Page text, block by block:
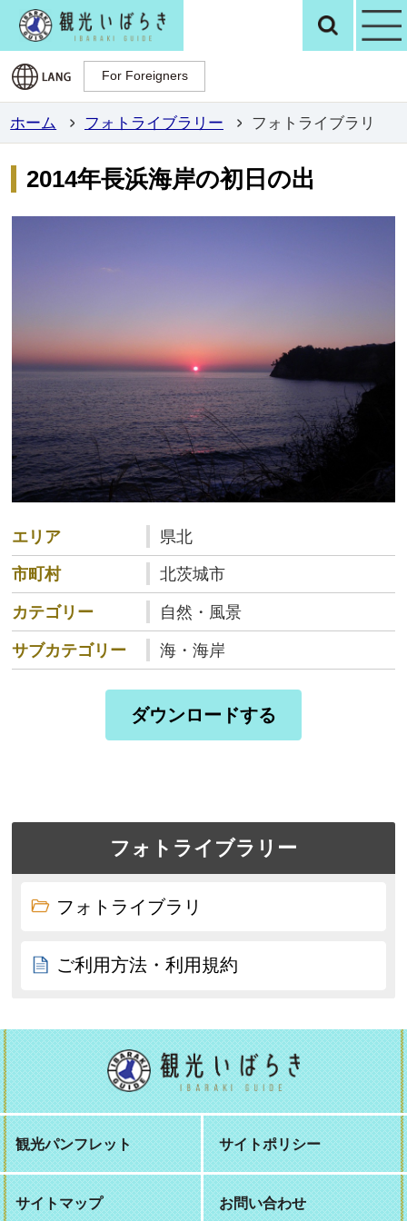
観光いばらき検
For Foreigners
For Foreigners
ホーム フォトライブラリー フォトライブラリ
2014年長浜海岸の初日の出
エリア
県北
市町村
北茨城市
カテゴリー
自然・風景
サブカテゴリー
海・海岸
ダウンロードする
フォトライブラリー
フォトライブラリ
ご利用方法・利用規約
観光パンフレット サイトポリシー
サイトマップ お問い合わせ